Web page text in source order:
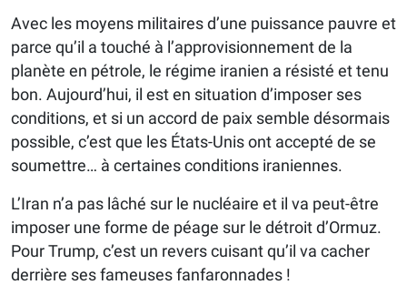
Avec les moyens militaires d’une puissance pauvre et
parce qu’il a touché à l’approvisionnement de la
planète en pétrole, le régime iranien a résisté et tenu
bon. Aujourd’hui, il est en situation d’imposer ses
conditions, et si un accord de paix semble désormais
possible, c’est que les États-Unis ont accepté de se
soumettre… à certaines conditions iraniennes.
L’Iran n’a pas lâché sur le nucléaire et il va peut-être
imposer une forme de péage sur le détroit d’Ormuz.
Pour Trump, c’est un revers cuisant qu’il va cacher
derrière ses fameuses fanfaronnades !